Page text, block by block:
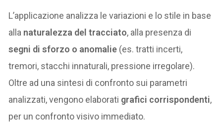
L’applicazione analizza le variazioni e lo stile in base
alla naturalezza del tracciato, alla presenza di
segni di sforzo o anomalie (es. tratti incerti,
tremori, stacchi innaturali, pressione irregolare).
Oltre ad una sintesi di confronto sui parametri
analizzati, vengono elaborati grafici corrispondenti,
per un confronto visivo immediato.